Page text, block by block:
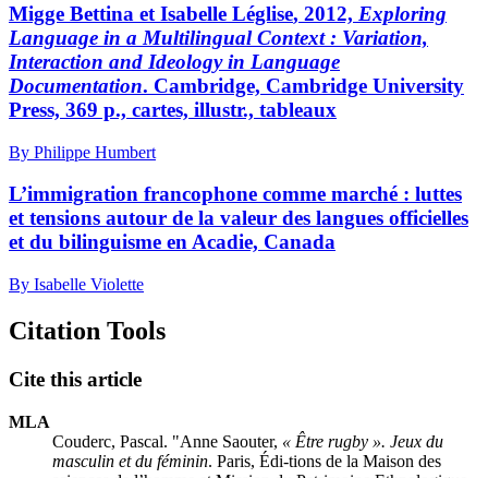
Migge Bettina et Isabelle Léglise, 2012, Exploring
Language in a Multilingual Context : Variation,
Interaction and Ideology in Language
Documentation. Cambridge, Cambridge University
Press, 369 p., cartes, illustr., tableaux
By Philippe Humbert
L’immigration francophone comme marché : luttes
et tensions autour de la valeur des langues officielles
et du bilinguisme en Acadie, Canada
By Isabelle Violette
Citation Tools
Cite this article
MLA
Couderc, Pascal. "Anne Saouter, « Être rugby ». Jeux du
masculin et du féminin. Paris, Édi-tions de la Maison des